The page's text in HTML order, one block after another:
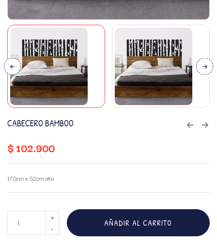
CABECERO BAMBOO
$102.900
170cm x 52cm alto
AÑADIR AL CARRITO